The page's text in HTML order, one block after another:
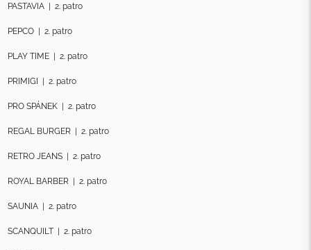
PASTAVIA | 2. patro
PEPCO | 2. patro
PLAY TIME | 2. patro
PRIMIGI | 2. patro
PRO SPÁNEK | 2. patro
REGAL BURGER | 2. patro
RETRO JEANS | 2. patro
ROYAL BARBER | 2. patro
SAUNIA | 2. patro
SCANQUILT | 2. patro